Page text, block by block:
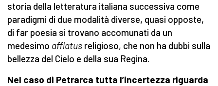
storia della letteratura italiana successiva come
paradigmi di due modalità diverse, quasi opposte,
di far poesia si trovano accomunati da un
medesimo afflatus religioso, che non ha dubbi sulla
bellezza del Cielo e della sua Regina.
Nel caso di Petrarca tutta l’incertezza riguarda